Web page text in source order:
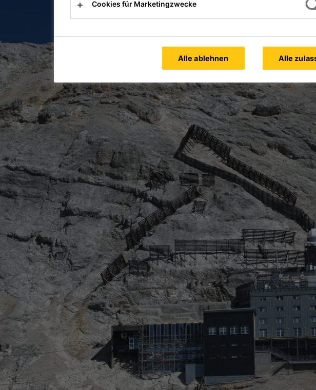
Cookies für Marketingzwecke
Alle ablehnen Alle